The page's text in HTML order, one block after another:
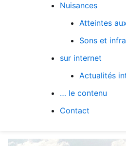
Nuisances
Atteintes
Sons et
sur internet
Actualités
… le contenu
Contact